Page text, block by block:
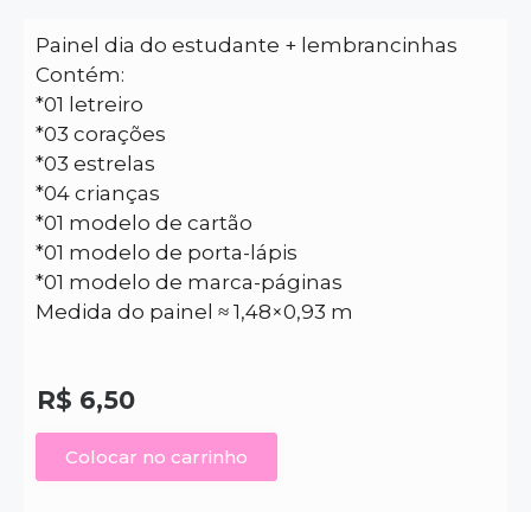
Painel dia do estudante + lembrancinhas
Contém:
*01 letreiro
*03 corações
*03 estrelas
*04 crianças
*01 modelo de cartão
*01 modelo de porta-lápis
*01 modelo de marca-páginas
Medida do painel ≈ 1,48×0,93 m
R$ 6,50
Colocar no carrinho